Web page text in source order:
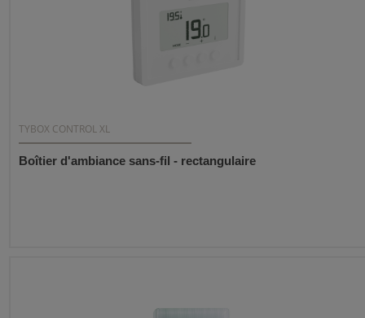
TYBOX CONTROL XL
Boîtier d'ambiance sans-fil - rectangulaire